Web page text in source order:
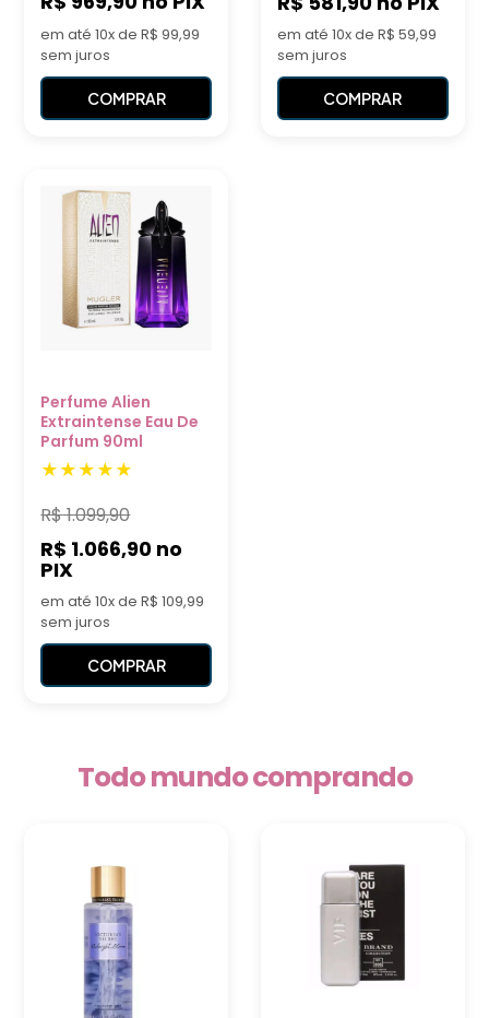
em até 10x de R$ 99,99
sem juros
COMPRAR
em até 10x de R$ 59,99
sem juros
COMPRAR
Perfume Alien
Extraintense Eau De
Parfum 90ml
R$1.099,90
R$ 1.066,90 no
PIX
em até 10x de R$ 109,99
sem juros
COMPRAR
Todo mundo comprando